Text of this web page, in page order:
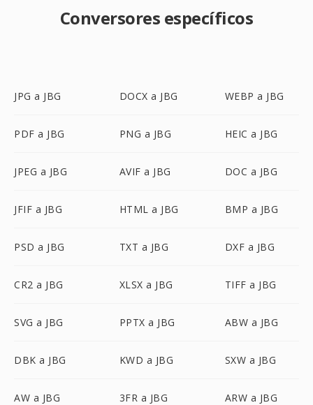
Conversores específicos
JPG a JBG DOCX a JBG WEBP a JBG
PDF a JBG PNG a JBG HEIC a JBG
JPEG a JBG AVIF a JBG DOC a JBG
JFIF a JBG HTML a JBG BMP a JBG
PSD a JBG TXT a JBG DXF a JBG
CR2 a JBG XLSX a JBG TIFF a JBG
SVG a JBG PPTX a JBG ABW a JBG
DBK a JBG KWD a JBG SXW a JBG
AW a JBG 3FR a JBG ARW a JBG